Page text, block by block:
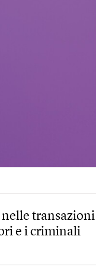
transazioni
e i criminali